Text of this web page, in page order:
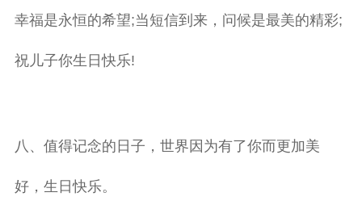
幸福是永恒的希望;当短信到来，问候是最美的精彩;
祝儿子你生日快乐!
八、值得记念的日子，世界因为有了你而更加美
好，生日快乐。